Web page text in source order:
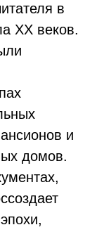
в
XX веков.
и
домов.